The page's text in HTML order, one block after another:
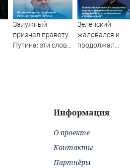
Залужный
признал правоту
Путина: эти слова
Зеленский
жаловался и
продолжал
Информация
О проекте
Контакты
Партнёры